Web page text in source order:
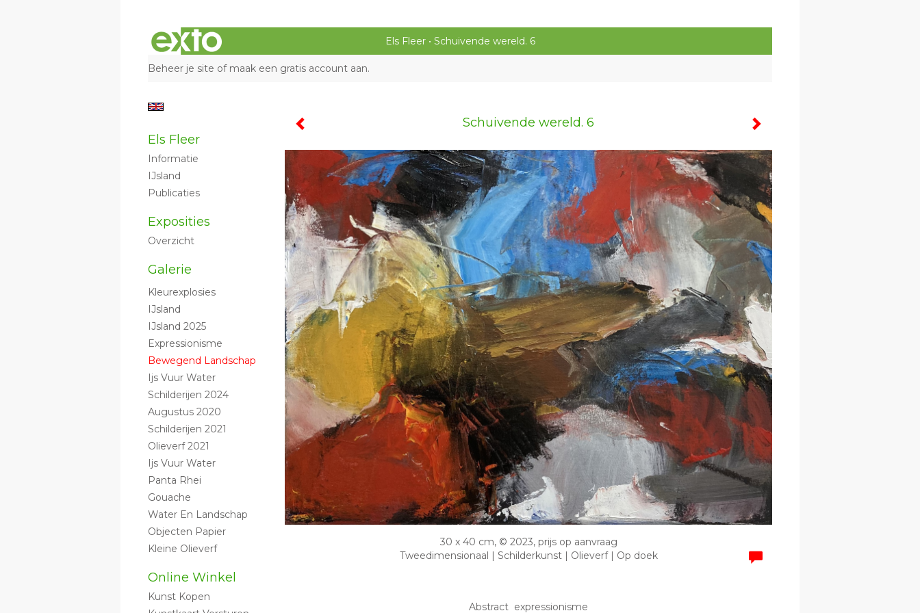
Els Fleer Schuivende wereld. 6
Beheer je site of maak een gratis account aan.
Schuivende wereld. 6
30 x 40 cm, © 2023, prijs op aanvraag
Tweedimensionaal | Schilderkunst | Olieverf | Op doek
Abstract expressionisme
Els Fleer
Informatie
IJsland
Publicaties
Exposities
Overzicht
Galerie
Kleurexplosies
IJsland
IJsland 2025
Expressionisme
Bewegend Landschap
Ijs Vuur Water
Schilderijen 2024
Augustus 2020
Schilderijen 2021
Olieverf 2021
Ijs Vuur Water
Panta Rhei
Gouache
Water En Landschap
Objecten Papier
Kleine Olieverf
Online Winkel
Kunst Kopen